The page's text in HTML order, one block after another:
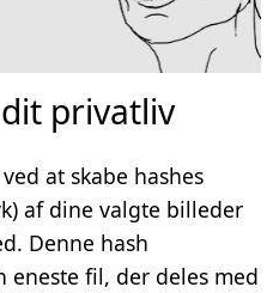
privatliv
at skabe hashes
af dine valgte billeder
Denne hash
eneste fil, der deles med